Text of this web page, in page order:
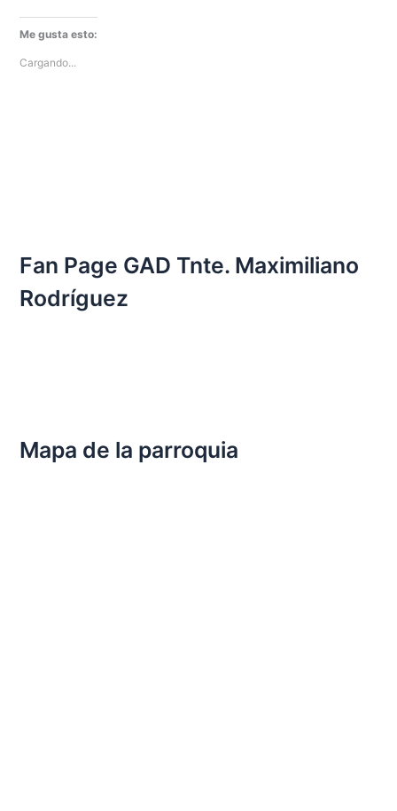
Me gusta esto:
Cargando...
Fan Page GAD Tnte. Maximiliano
Rodríguez
Mapa de la parroquia